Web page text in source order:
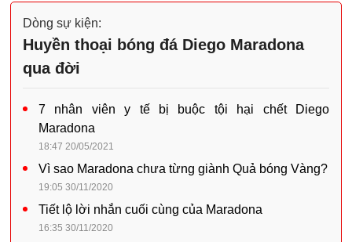
Dòng sự kiện:
Huyền thoại bóng đá Diego Maradona
qua đời
7 nhân viên y tế bị buộc tội hại chết Diego
Maradona
18:47 20/05/2021
Vì sao Maradona chưa từng giành Quả bóng Vàng?
19:05 30/11/2020
Tiết lộ lời nhắn cuối cùng của Maradona
16:35 30/11/2020